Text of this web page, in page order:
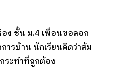
ง ชั้น ม.4 เพื่อนขอลอก
ารบ้าน นักเรียนคิดว่าส้ม
ระทำที่ถูกต้อง